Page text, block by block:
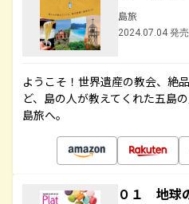
島旅
2024.07.04 発売
ようこそ！世界遺産の教会、絶
ど、島の人が教えてくれた五島
島旅へ。
０１ 地球